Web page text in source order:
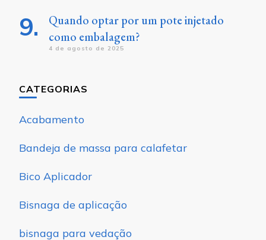
Quando optar por um pote injetado
como embalagem?
4 de agosto de 2025
CATEGORIAS
Acabamento
Bandeja de massa para calafetar
Bico Aplicador
Bisnaga de aplicação
bisnaga para vedação